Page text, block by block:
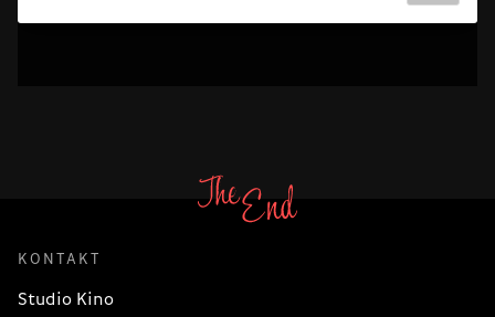
KONTAKT
Studio Kino